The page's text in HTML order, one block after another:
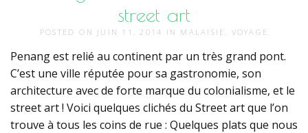
street art
POSTED ON JUIN 11, 2014 IN MALAISIE VOYAGE
Penang est relié au continent par un très grand pont.
C’est une ville réputée pour sa gastronomie, son
architecture avec de forte marque du colonialisme, et le
street art ! Voici quelques clichés du Street art que l’on
trouve à tous les coins de rue : Quelques plats que nous